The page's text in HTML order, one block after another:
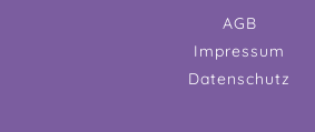
AGB
Impressum
Datenschutz